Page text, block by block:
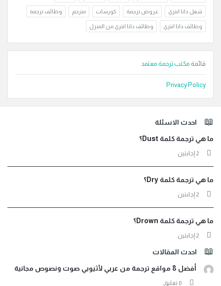
شغل داتا انتري عروض ترجمة كورسات مترجم وظائف ترجمة
وظائف داتا انتري وظائف داتا انتري من المنزل
قائمة مكتب ترجمة معتمد
Privacy Policy
الفوتراحدث الاسئلة
ما هي ترجمة كلمة Dust؟
‫2 إجابتين
ما هي ترجمة كلمة Dry؟
‫2 إجابتين
ما هي ترجمة كلمة Drown؟
‫2 إجابتين
احدث المقالات
أفضل 8 مواقع ترجمة من عربي لأثيوبي صوت ونصوص مجانية
‫0 تعليق